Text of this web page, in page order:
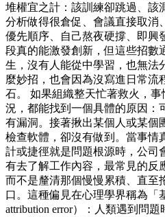
堆權宜之計：該訓練卻跳過、該
分析做得很倉促、會議直接取消
優先順序、自己熬夜硬撐、即興
段真的能激發創新，但這些招數
生，沒有人能從中學習，也無法
麼妙招，也會因為沒寫進日常流
石。 如果組織整天忙著救火，
況，都能找到一個具體的原因：
有漏洞。接著揪出某個人或某個
檢查軟體，卻沒有做到。當事情
計或捷徑就是問題根源時，公司
有去了解工作內容，最常見的反
而不是釐清那個慢慢累積、直至
口。這種偏見在心理學界稱為「
attribution error）：人類遇到問